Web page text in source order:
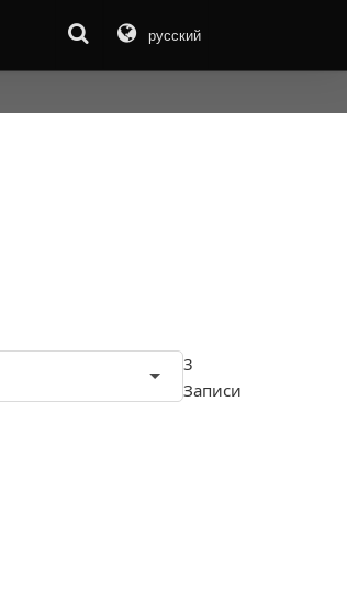
русский
3
Записи